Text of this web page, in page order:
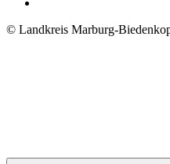
© Landkreis Marburg-